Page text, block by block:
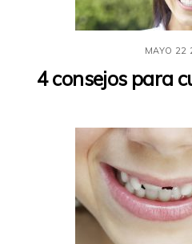
MAYO 22
4 consejos para